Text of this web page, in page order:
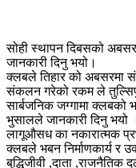
सोही स्थापन दिबसको
जानकारी दिनु भयो।
क्लबले तिहार को अबसरमा
संकलन गरेको रकम ले
सार्बजनिक जग्गामा क्लबको
भुसालले जानकारी दिनु
लागूऔसध का नकारात्मक
क्लबले भबन निर्माणकार्य र
बुद्धिजीवी ,दाता